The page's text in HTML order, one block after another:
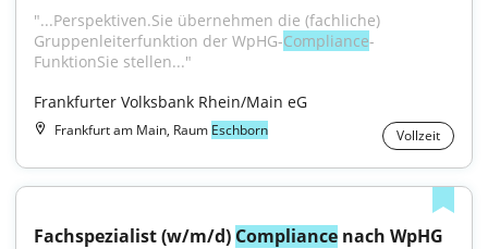
"...Perspektiven.Sie übernehmen die (fachliche)
Gruppenleiterfunktion der WpHG-Compliance-
FunktionSie stellen..."
Frankfurter Volksbank Rhein/Main eG
Frankfurt am Main, Raum Eschborn Vollzeit
Fachspezialist (w/m/d) Compliance nach WpHG